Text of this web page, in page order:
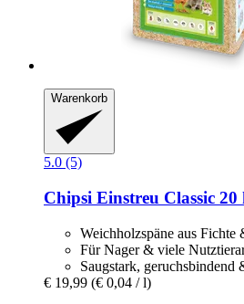
Warenkorb
5.0 (5)
Chipsi Einstreu Classic 20
Weichholzspäne aus Fichte
Für Nager & viele
Saugstark, geruchsbindend
€ 19,99 (€ 0,04 / l)